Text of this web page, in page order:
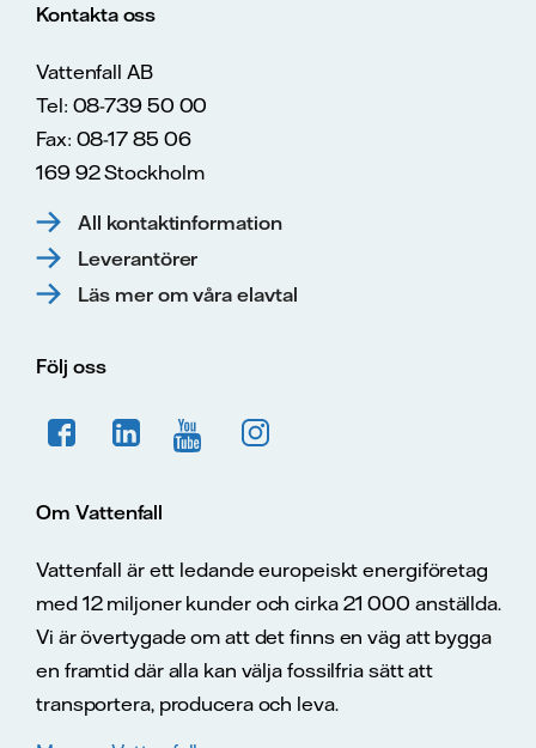
Kontakta oss
Vattenfall AB
Tel: 08-739 50 00
Fax: 08-17 85 06
169 92 Stockholm
All kontaktinformation
Leverantörer
Läs mer om våra elavtal
Följ oss
Om Vattenfall
Vattenfall är ett ledande europeiskt energiföretag
med 12 miljoner kunder och cirka 21 000 anställda.
Vi är övertygade om att det finns en väg att bygga
en framtid där alla kan välja fossilfria sätt att
transportera, producera och leva.